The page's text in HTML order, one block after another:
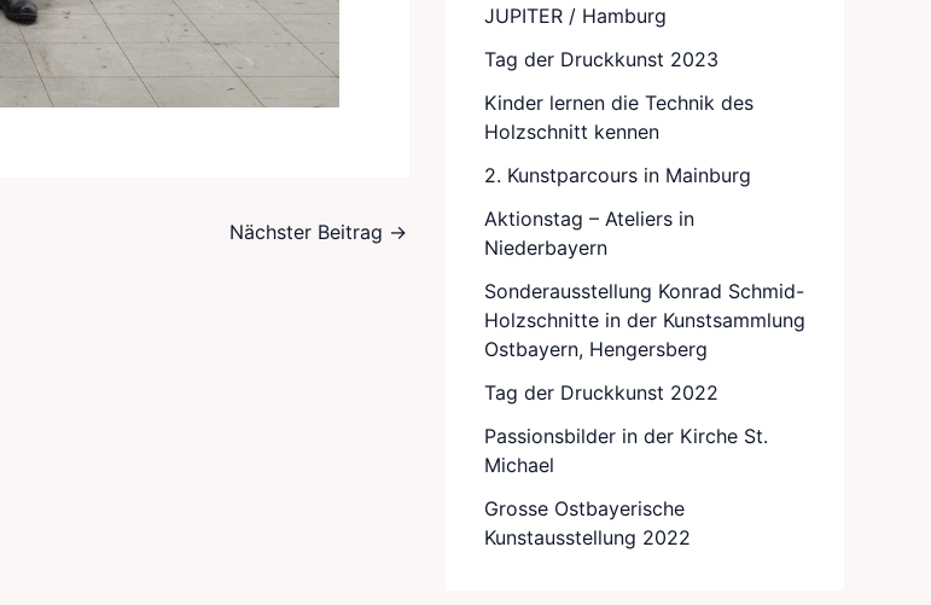
Nächster Beitrag →
JUPITER / Hamburg
Tag der Druckkunst 2023
Kinder lernen die Technik des
Holzschnitt kennen
2. Kunstparcours in Mainburg
Aktionstag – Ateliers in
Niederbayern
Sonderausstellung Konrad Schmid-
Holzschnitte in der Kunstsammlung
Ostbayern, Hengersberg
Tag der Druckkunst 2022
Passionsbilder in der Kirche St.
Michael
Grosse Ostbayerische
Kunstausstellung 2022